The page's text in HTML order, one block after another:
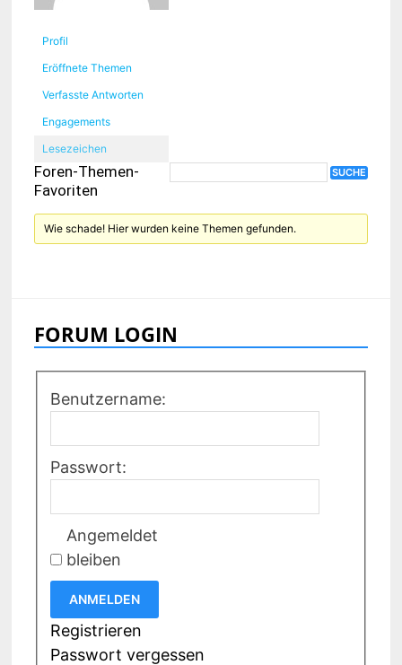
Profil
Eröffnete Themen
Verfasste Antworten
Engagements
Lesezeichen
Foren-Themen-
Favoriten
Wie schade! Hier wurden keine Themen gefunden.
FORUM LOGIN
Benutzername:
Passwort:
Angemeldet
bleiben
ANMELDEN
Registrieren
Passwort vergessen